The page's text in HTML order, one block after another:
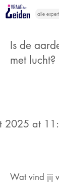
alle
Is de
met lucht?
2025 at
Wat vind jij